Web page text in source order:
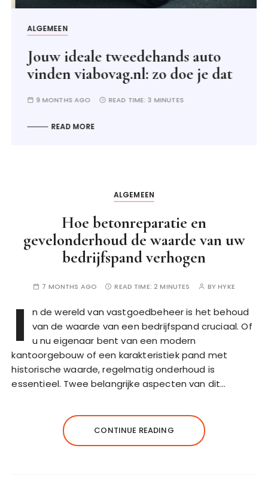
ALGEMEEN
Jouw ideale tweedehands auto
vinden viabovag.nl: zo doe je dat
9 MONTHS AGO READ TIME:3 MINUTES
READ MORE
ALGEMEEN
Hoe betonreparatie en
gevelonderhoud de waarde van uw
bedrijfspand verhogen
7 MONTHS AGO READ TIME:2 MINUTES BYHYKE
I
n de wereld van vastgoedbeheer is het behoud
van de waarde van een bedrijfspand cruciaal. Of
u nu eigenaar bent van een modern
kantoorgebouw of een karakteristiek pand met
historische waarde, regelmatig onderhoud is
essentieel. Twee belangrijke aspecten van dit…
CONTINUE READING